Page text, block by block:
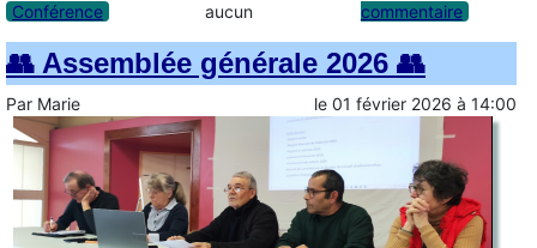
Conférence
aucun
commentaire
👥 Assemblée générale 2026 👥
Par Marie le 01 février 2026 à 14:00